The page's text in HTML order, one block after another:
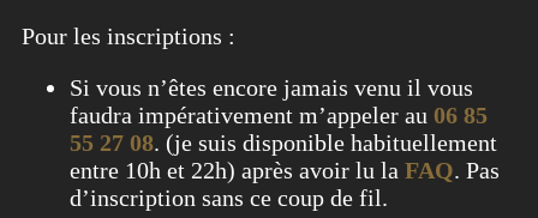
Pour les inscriptions :
Si vous n’êtes encore jamais venu il vous
faudra impérativement m’appeler au 06 85
55 27 08. (je suis disponible habituellement
entre 10h et 22h) après avoir lu la FAQ. Pas
d’inscription sans ce coup de fil.